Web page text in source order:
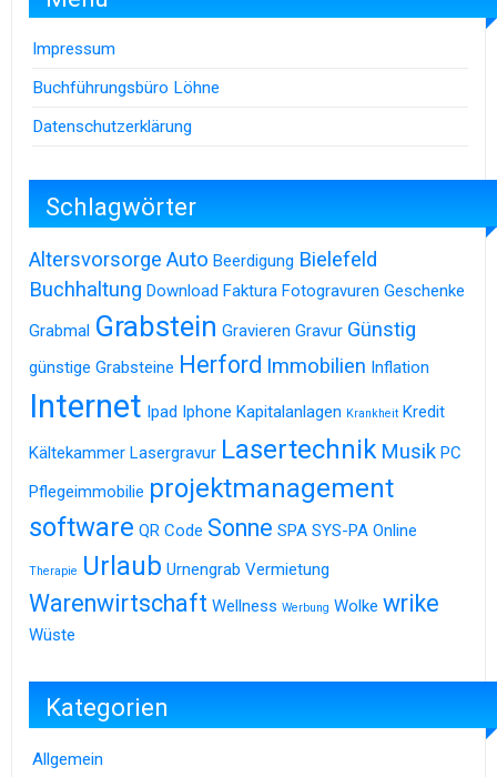
Impressum
Buchführungsbüro Löhne
Datenschutzerklärung
Schlagwörter
Altersvorsorge Auto Beerdigung Bielefeld
Buchhaltung Download Faktura Fotogravuren Geschenke
Grabmal Grabstein Gravieren Gravur Günstig
günstige Grabsteine Herford Immobilien Inflation
Internet Ipad Iphone Kapitalanlagen Krankheit Kredit
Kältekammer Lasergravur Lasertechnik Musik PC
Pflegeimmobilie projektmanagement
software QR Code Sonne SPA SYS-PA Online
Therapie Urlaub Urnengrab Vermietung
Warenwirtschaft Wellness Werbung Wolke wrike
Wüste
Kategorien
Allgemein